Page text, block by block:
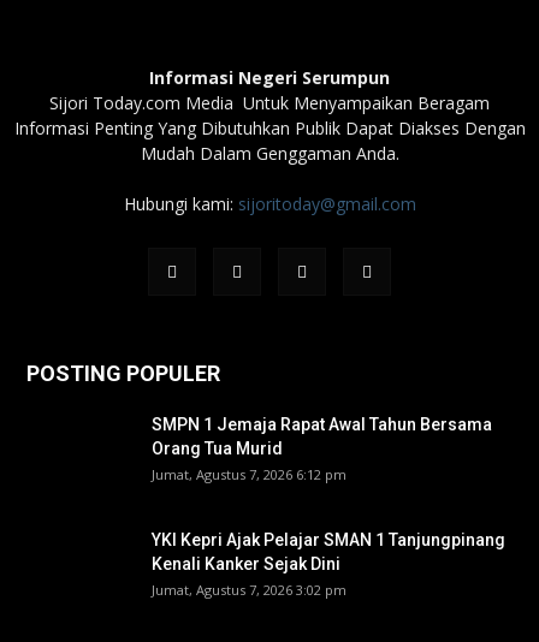
Informasi Negeri Serumpun
Sijori Today.com Media Untuk Menyampaikan Beragam
Informasi Penting Yang Dibutuhkan Publik Dapat Diakses Dengan
Mudah Dalam Genggaman Anda.
Hubungi kami: sijoritoday@gmail.com
POSTING POPULER
SMPN 1 Jemaja Rapat Awal Tahun Bersama
Orang Tua Murid ‎
Jumat, Agustus 7, 2026 6:12 pm
YKI Kepri Ajak Pelajar SMAN 1 Tanjungpinang
Kenali Kanker Sejak Dini
Jumat, Agustus 7, 2026 3:02 pm